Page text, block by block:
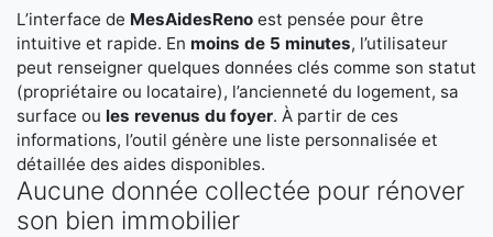
L’interface de MesAidesReno est pensée pour être
intuitive et rapide. En moins de 5 minutes, l’utilisateur
peut renseigner quelques données clés comme son statut
(propriétaire ou locataire), l’ancienneté du logement, sa
surface ou les revenus du foyer. À partir de ces
informations, l’outil génère une liste personnalisée et
détaillée des aides disponibles.
Aucune donnée collectée pour rénover
son bien immobilier